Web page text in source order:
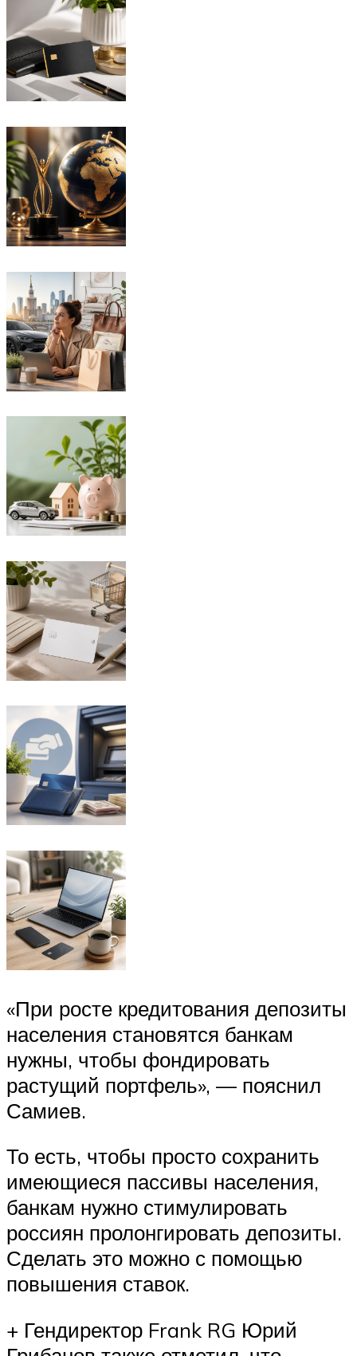
«При росте кредитования депозиты
населения становятся банкам
нужны, чтобы фондировать
растущий портфель», — пояснил
Самиев.
То есть, чтобы просто сохранить
имеющиеся пассивы населения,
банкам нужно стимулировать
россиян пролонгировать депозиты.
Сделать это можно с помощью
повышения ставок.
+ Гендиректор Frank RG Юрий